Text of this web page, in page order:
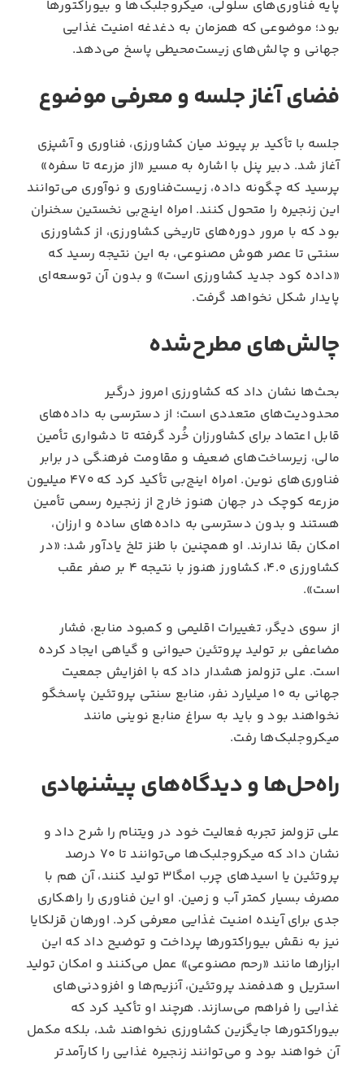
پایه فناوری‌های سلولی، میکروجلبک‌ها و بیوراکتورها
بود؛ موضوعی که همزمان به دغدغه امنیت غذایی
جهانی و چالش‌های زیست‌محیطی پاسخ می‌دهد.
فضای آغاز جلسه و معرفی موضوع
جلسه با تأکید بر پیوند میان کشاورزی، فناوری و آشپزی
آغاز شد. دبیر پنل با اشاره به مسیر «از مزرعه تا سفره»
پرسید که چگونه داده، زیست‌فناوری و نوآوری می‌توانند
این زنجیره را متحول کنند. امراه اینج‌بی نخستین سخنران
بود که با مرور دوره‌های تاریخی کشاورزی، از کشاورزی
سنتی تا عصر هوش مصنوعی، به این نتیجه رسید که
«داده کود جدید کشاورزی است» و بدون آن توسعه‌ای
پایدار شکل نخواهد گرفت.
چالش‌های مطرح‌شده
بحث‌ها نشان داد که کشاورزی امروز درگیر
محدودیت‌های متعددی است؛ از دسترسی به داده‌های
قابل اعتماد برای کشاورزان خُرد گرفته تا دشواری تأمین
مالی، زیرساخت‌های ضعیف و مقاومت فرهنگی در برابر
فناوری‌های نوین. امراه اینج‌بی تأکید کرد که ۴۷۰ میلیون
مزرعه کوچک در جهان هنوز خارج از زنجیره رسمی تأمین
هستند و بدون دسترسی به داده‌های ساده و ارزان،
امکان بقا ندارند. او همچنین با طنز تلخ یادآور شد: «در
کشاورزی ۴.۰، کشاورز هنوز با نتیجه ۴ بر صفر عقب
است».
از سوی دیگر، تغییرات اقلیمی و کمبود منابع، فشار
مضاعفی بر تولید پروتئین حیوانی و گیاهی ایجاد کرده
است. علی تزولمز هشدار داد که با افزایش جمعیت
جهانی به ۱۰ میلیارد نفر، منابع سنتی پروتئین پاسخگو
نخواهند بود و باید به سراغ منابع نوینی مانند
میکروجلبک‌ها رفت.
راه‌حل‌ها و دیدگاه‌های پیشنهادی
علی تزولمز تجربه فعالیت خود در ویتنام را شرح داد و
نشان داد که میکروجلبک‌ها می‌توانند تا ۷۰ درصد
پروتئین یا اسیدهای چرب امگا۳ تولید کنند، آن هم با
مصرف بسیار کمتر آب و زمین. او این فناوری را راهکاری
جدی برای آینده امنیت غذایی معرفی کرد. اورهان قزلکایا
نیز به نقش بیوراکتورها پرداخت و توضیح داد که این
ابزارها مانند «رحم مصنوعی» عمل می‌کنند و امکان تولید
استریل و هدفمند پروتئین، آنزیم‌ها و افزودنی‌های
غذایی را فراهم می‌سازند. هرچند او تأکید کرد که
بیوراکتورها جایگزین کشاورزی نخواهند شد، بلکه مکمل
آن خواهند بود و می‌توانند زنجیره غذایی را کارآمدتر